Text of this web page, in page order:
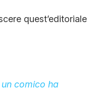
quest’editoriale
comico ha